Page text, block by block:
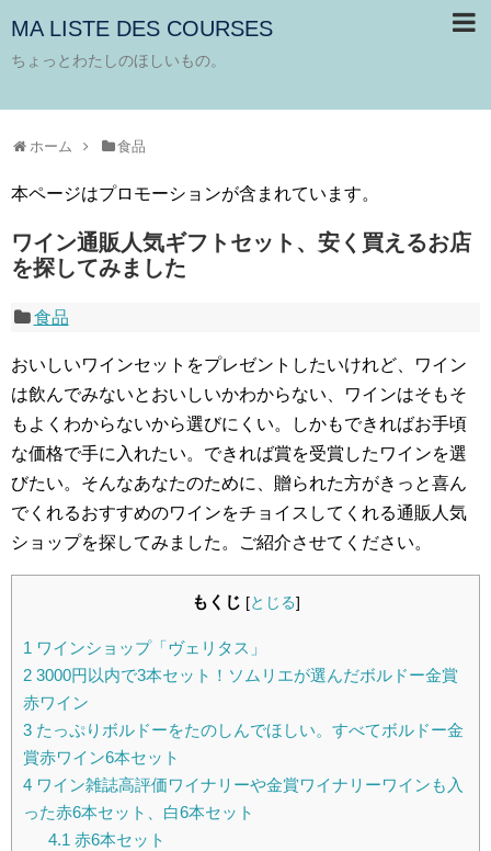
MA LISTE DES COURSES
ちょっとわたしのほしいもの。
ホーム 食品
本ページはプロモーションが含まれています。
ワイン通販人気ギフトセット、安く買えるお店
を探してみました
食品
おいしいワインセットをプレゼントしたいけれど、ワイン
は飲んでみないとおいしいかわからない、ワインはそもそ
もよくわからないから選びにくい。しかもできればお手頃
な価格で手に入れたい。できれば賞を受賞したワインを選
びたい。そんなあなたのために、贈られた方がきっと喜ん
でくれるおすすめのワインをチョイスしてくれる通販人気
ショップを探してみました。ご紹介させてください。
もくじ [とじる]
1 ワインショップ「ヴェリタス」
2 3000円以内で3本セット！ソムリエが選んだボルドー金賞
赤ワイン
3 たっぷりボルドーをたのしんでほしい。すべてボルドー金
賞赤ワイン6本セット
4 ワイン雑誌高評価ワイナリーや金賞ワイナリーワインも入
った赤6本セット、白6本セット
4.1 赤6本セット